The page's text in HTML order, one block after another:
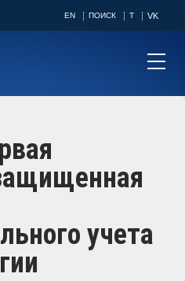
EN ПОИСК T VK
учета